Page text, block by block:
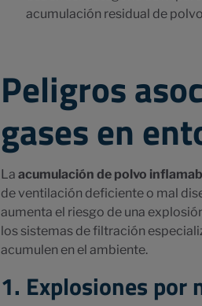
acumulación residual de
Peligros
gases en
La acumulación de polvo
de ventilación deficiente o mal
aumenta el riesgo de una
los sistemas de filtración
acumulen en el ambiente.
1. Explosiones por